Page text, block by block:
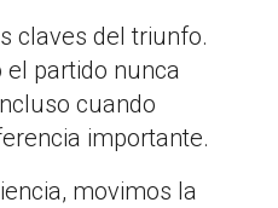
claves del triunfo.
el partido nunca
cuando
importante.
movimos la